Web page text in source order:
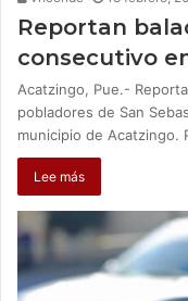
Reportan
consecutivo
Acatzingo, Pue.-
pobladores de San
municipio de Acatzingo.
Lee más